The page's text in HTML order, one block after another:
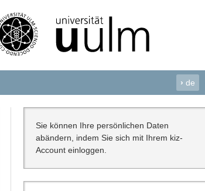
› de
Sie können Ihre persönlichen Daten
abändern, indem Sie sich mit Ihrem kiz-
Account einloggen.